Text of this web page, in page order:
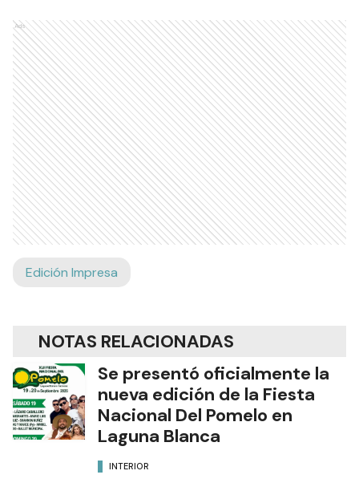
Ads
Edición Impresa
NOTAS RELACIONADAS
Se presentó oficialmente la
nueva edición de la Fiesta
Nacional Del Pomelo en
Laguna Blanca
INTERIOR